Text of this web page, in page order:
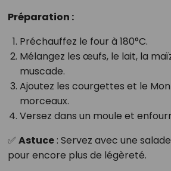
Préparation :
Préchauffez le four à 180°C.
Mélangez les œufs, le lait, la
muscade.
Ajoutez les courgettes et le
morceaux.
Versez dans un moule et
✅ Astuce: Servez avec une
pour encore plus de légèreté.